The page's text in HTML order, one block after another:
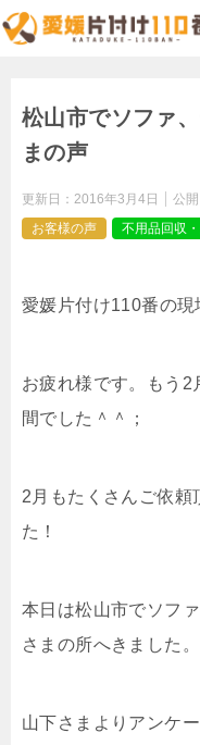
松山市でソファ
まの声
更新日： 2016年3月4日 公開
お客様の声
不用品回収
愛媛片付け110番の現
お疲れ様です。もう2
間でした＾＾；
2月もたくさんご依頼
た！
本日は松山市でソフ
さまの所へきました。
山下さまよりアンケ